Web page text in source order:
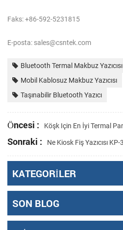
Faks: +86-592-5231815
E-posta: sales@csntek.com
Bluetooth Termal Makbuz Yazıcısı
Mobil Kablosuz Makbuz Yazıcısı
Taşınabilir Bluetooth Yazıcı
Öncesi : Köşk Için En İyi Termal
Sonraki : Ne Kiosk Fiş Yazıcısı
KATEGORILER
SON BLOG